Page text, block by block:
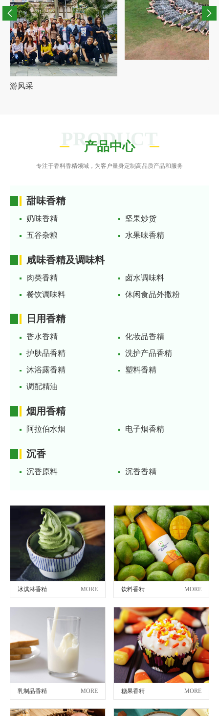
拓展训练
PRODUCT
产品中心
专注于香料香精领域，为客户量身定制高品质产品和服务
甜味香精
奶味香精
坚果炒货
五谷杂粮
水果味香精
咸味香精及调味料
肉类香精
卤水调味料
餐饮调味料
休闲食品外撒粉
日用香精
香水香精
化妆品香精
护肤品香精
洗护产品香精
沐浴露香精
塑料香精
调配精油
烟用香精
阿拉伯水烟 电子烟香精
沉香
沉香原料 沉香香精
冰淇淋香精 MORE 饮料香精 MORE
乳制品香精 MORE 糖果香精 MORE